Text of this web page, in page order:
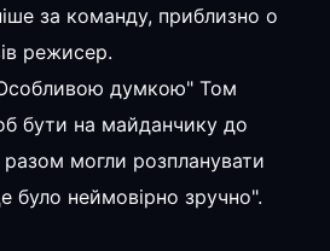
за команду, приблизно о
режисер.
думкою" Том
бути на майданчику до
могли розпланувати
було неймовірно зручно".